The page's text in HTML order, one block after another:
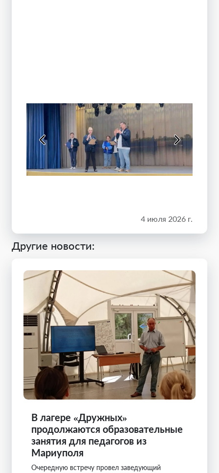
4 июля 2026 г.
Другие новости:
В лагере «Дружных»
продолжаются образовательные
занятия для педагогов из
Мариуполя
Очередную встречу провел заведующий